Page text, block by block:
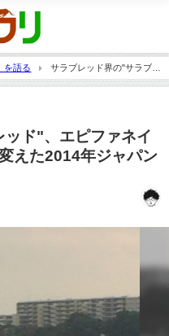
を語る
サラブレッド界の"サラブレ
えた2014年ジャパンカップを振り返
ド"、エピファネイ
えた2014年ジャパン